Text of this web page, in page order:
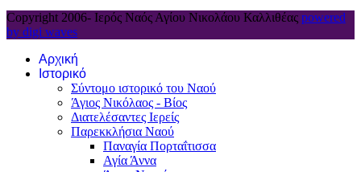
Copyright 2006- Ιερός Ναός Αγίου Νικολάου Καλλιθέας powered
by digi waves
Αρχική
Ιστορικό
Σύντομο ιστορικό του Ναού
Άγιος Νικόλαος - Βίος
Διατελέσαντες Ιερείς
Παρεκκλήσια Ναού
Παναγία Πορταΐτισσα
Αγία Άννα